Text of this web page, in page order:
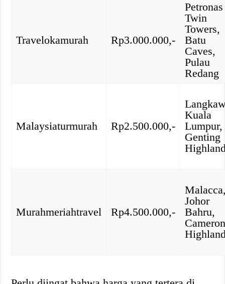
Travelokamurah Rp3.000.000,-
Petronas
Twin
Towers,
Batu
Caves,
Pulau
Redang
Malaysiaturmurah Rp2.500.000,-
Kuala
Lumpur,
Genting
Murahmeriahtravel Rp4.500.000,-
Johor
Bahru,